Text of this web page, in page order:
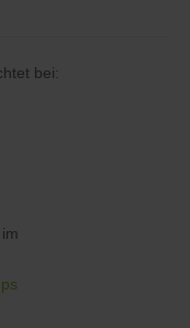
bei: